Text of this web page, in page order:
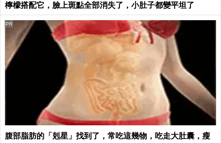
檸檬搭配它，臉上斑點全部消失了，小肚子都變平坦了
腹部脂肪的「剋星」找到了，常吃這幾物，吃走大肚囊，瘦
PR